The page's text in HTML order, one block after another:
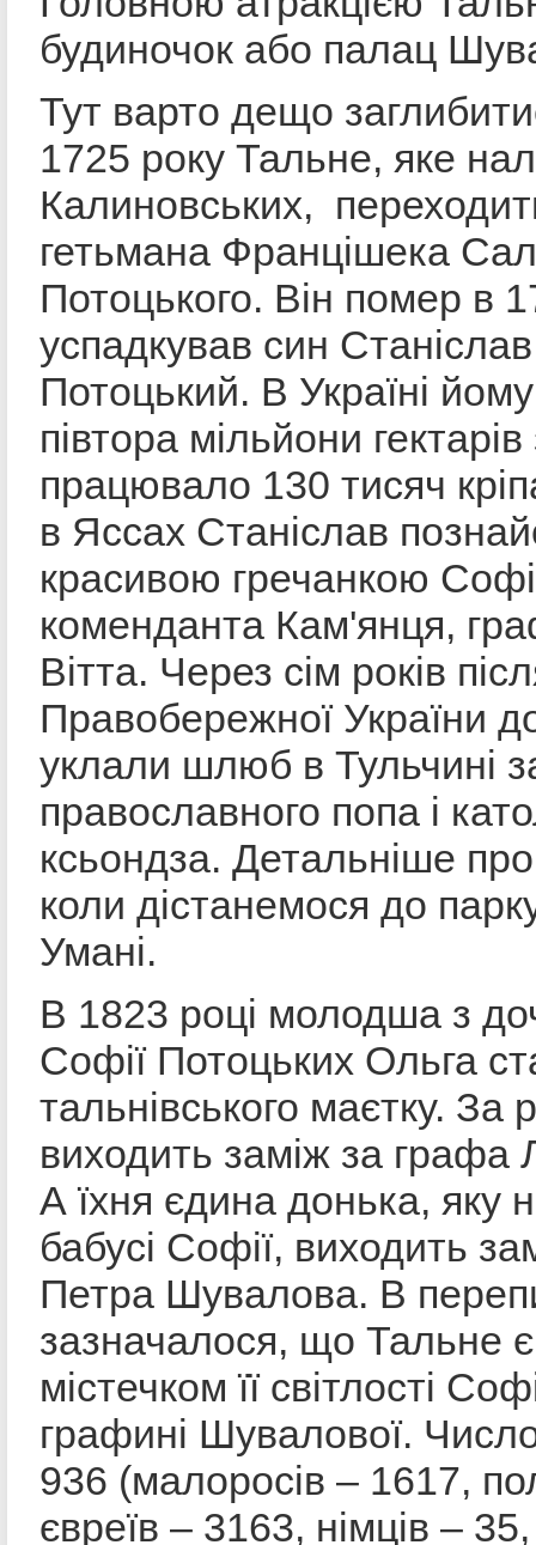
будиночок або палац
Тут варто дещо
1725 року Тальне, яке
Калиновських,
гетьмана Францішека
Потоцького. Він помер в
успадкував син
Потоцький. В Україні
півтора мільйони
працювало 130 тисяч
в Яссах Станіслав
красивою гречанкою
коменданта Кам'янця,
Вітта. Через сім років
Правобережної України
уклали шлюб в Тульчині
православного попа і
ксьондза. Детальніше
коли дістанемося до
Умані.
В 1823 році молодша з
Софії Потоцьких Ольга
тальнівського маєтку. За
виходить заміж за графа
А їхня єдина донька, яку
бабусі Софії, виходить
Петра Шувалова. В
зазначалося, що Тальне
містечком її світлості
графині Шувалової.
936 (малоросів – 1617,
євреїв – 3163, німців –